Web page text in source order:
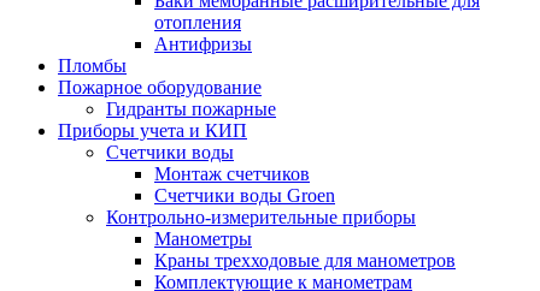
отопления
Антифризы
Пломбы
Пожарное оборудование
Гидранты пожарные
Приборы учета и КИП
Счетчики воды
Монтаж счетчиков
Счетчики воды Groen
Контрольно-измерительные приборы
Манометры
Краны трехходовые для манометров
Комплектующие к манометрам